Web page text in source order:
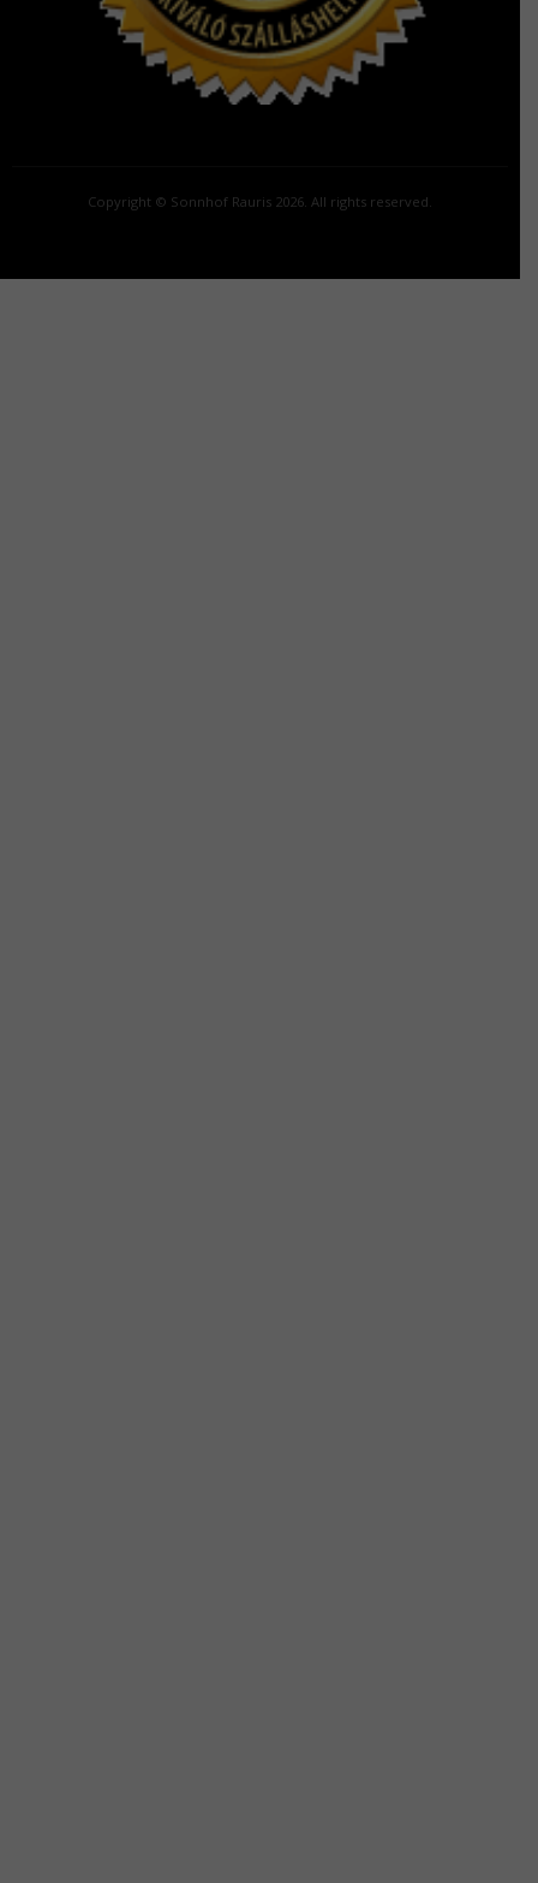
Copyright © Sonnhof Rauris 2026. All rights reserved.